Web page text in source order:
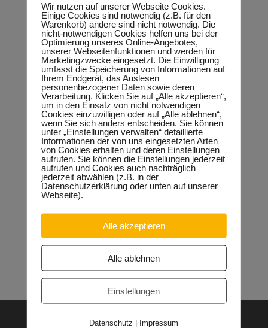
Rede -
Schulsozialarbeit
weiterführen
Neueste Beiträge
Sondervermögen für die Europachaussee richtige
Entscheidung! 30.04.2026
Halle: Erhöhung der Gewerbesteuer ist falsches Signal
26.03.2026
15.02.2026
Halle: Sondervermögen Infrastruktur für die Europachaussee
nutzen! 12.02.2026
23.01.2026
Wir nutzen auf unserer Webseite Cookies.
Einige Cookies sind notwendig (z.B. für den
Warenkorb) andere sind nicht notwendig. Die
nicht-notwendigen Cookies helfen uns bei der
Optimierung unseres Online-Angebotes,
unserer Webseitenfunktionen und werden für
Marketingzwecke eingesetzt. Die Einwilligung
umfasst die Speicherung von Informationen auf
Ihrem Endgerät, das Auslesen
personenbezogener Daten sowie deren
Verarbeitung. Klicken Sie auf „Alle akzeptieren“,
um in den Einsatz von nicht notwendigen
Cookies einzuwilligen oder auf „Alle ablehnen“,
wenn Sie sich anders entscheiden. Sie können
unter „Einstellungen verwalten“ detaillierte
Informationen der von uns eingesetzten Arten
von Cookies erhalten und deren Einstellungen
aufrufen. Sie können die Einstellungen jederzeit
aufrufen und Cookies auch nachträglich
jederzeit abwählen (z.B. in der
Datenschutzerklärung oder unten auf unserer
Webseite).
Alle akzeptieren
Alle ablehnen
Einstellungen
Datenschutz | Impressum